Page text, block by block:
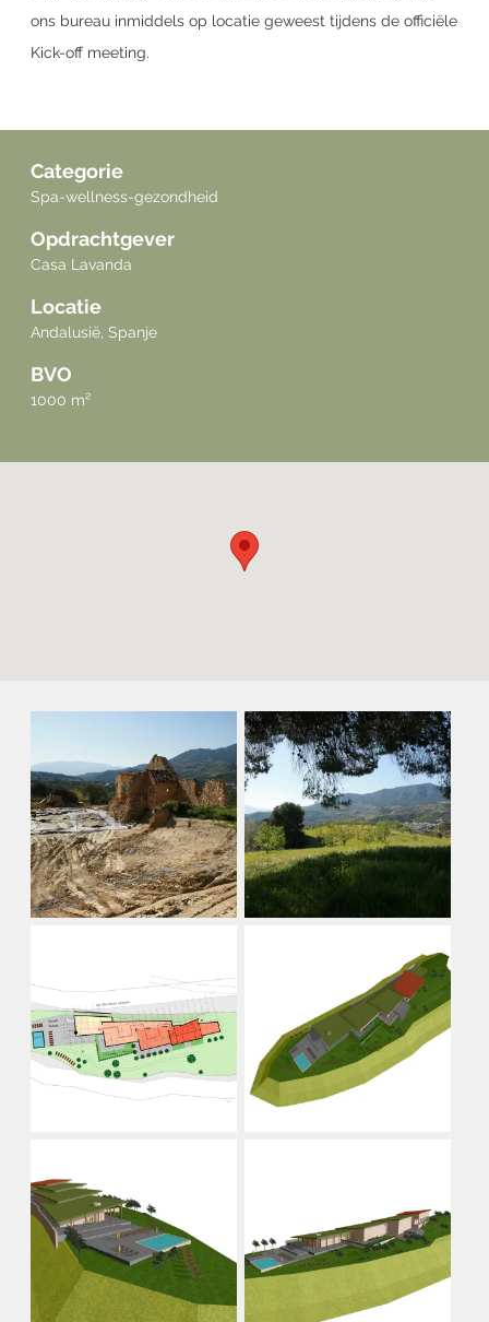
ons bureau inmiddels op locatie geweest tijdens de officiële
Kick-off meeting.
Categorie
Spa-wellness-gezondheid
Opdrachtgever
Casa Lavanda
Locatie
Andalusië, Spanje
BVO
1000 m²